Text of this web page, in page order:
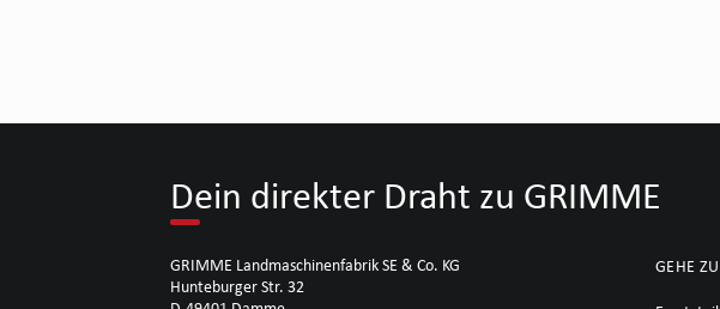
Dein direkter Draht zu GRIMME
GRIMME Landmaschinenfabrik SE & Co. KG
Hunteburger Str. 32
GEHE ZU